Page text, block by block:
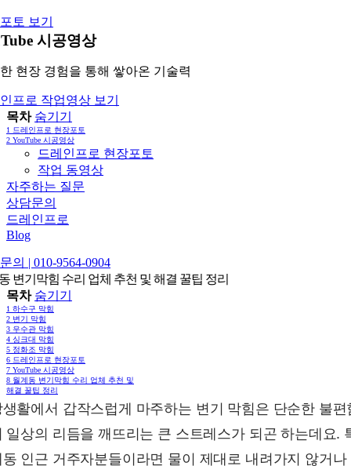
토 보기
시공영상
현장 경험을 통해 쌓아온 기술력
프로 작업영상 보기
목차 숨기기
1 드레인프로 현장포토
2 YouTube 시공영상
드레인프로 현장포토
작업 동영상
자주하는 질문
상담문의
드레인프로
Blog
의 | 010-9564-0904
변기막힘 수리 업체 추천 및 해결 꿀팁 정리
목차 숨기기
1 하수구 막힘
2 변기 막힘
3 우수관 막힘
4 싱크대 막힘
5 정화조 막힘
6 드레인프로 현장포토
7 YouTube 시공영상
8 월계동 변기막힘 수리 업체 추천 및
해결 꿀팁 정리
활에서 갑작스럽게 마주하는 변기 막힘은 단순한 불편
일상의 리듬을 깨뜨리는 큰 스트레스가 되곤 하는데요.
인근 거주자분들이라면 물이 제대로 내려가지 않거나